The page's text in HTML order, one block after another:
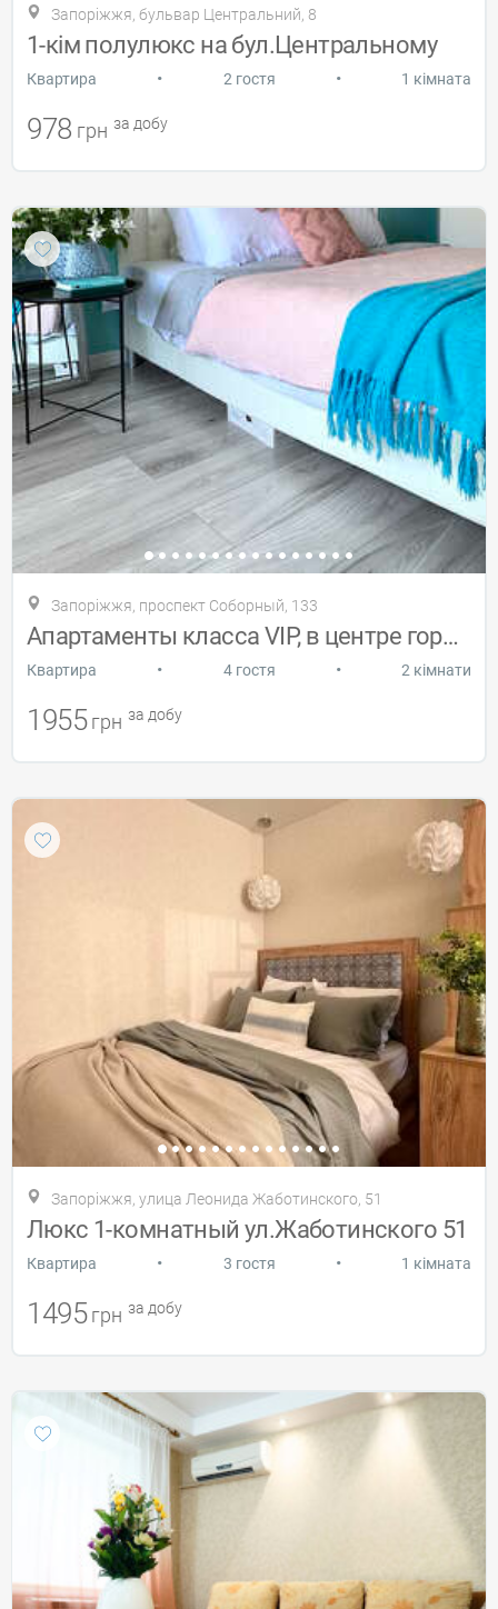
Запоріжжя, бульвар Центральний, 8
1-кім полулюкс на бул.Центральному
Квартира • 2 гостя • 1 кімната
978 грн за добу
Запоріжжя, проспект Соборный, 133
Апартаменты класса VIP, в центре города
Квартира • 4 гостя • 2 кімнати
1955 грн за добу
Запоріжжя, улица Леонида Жаботинского, 51
Люкс 1-комнатный ул.Жаботинского 51
Квартира • 3 гостя • 1 кімната
1495 грн за добу